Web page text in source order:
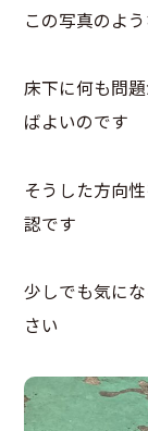
この写真のよ
床下に何も問
ばよいのです
そうした方向
認です
少しでも気に
さい